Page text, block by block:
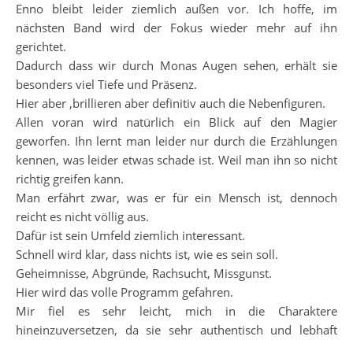
Enno bleibt leider ziemlich außen vor. Ich hoffe, im
nächsten Band wird der Fokus wieder mehr auf ihn
gerichtet.
Dadurch dass wir durch Monas Augen sehen, erhält sie
besonders viel Tiefe und Präsenz.
Hier aber ,brillieren aber definitiv auch die Nebenfiguren.
Allen voran wird natürlich ein Blick auf den Magier
geworfen. Ihn lernt man leider nur durch die Erzählungen
kennen, was leider etwas schade ist. Weil man ihn so nicht
richtig greifen kann.
Man erfährt zwar, was er für ein Mensch ist, dennoch
reicht es nicht völlig aus.
Dafür ist sein Umfeld ziemlich interessant.
Schnell wird klar, dass nichts ist, wie es sein soll.
Geheimnisse, Abgründe, Rachsucht, Missgunst.
Hier wird das volle Programm gefahren.
Mir fiel es sehr leicht, mich in die Charaktere
hineinzuversetzen, da sie sehr authentisch und lebhaft